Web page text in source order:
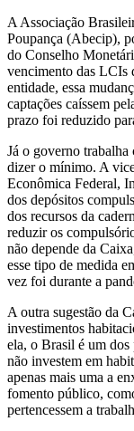
A Associação
Poupança (Abecip),
do Conselho
vencimento das LCIs
entidade, essa
captações caíssem
prazo foi reduzido
Já o governo trabalha
dizer o mínimo. A
Econômica Federal,
dos depósitos
dos recursos da
reduzir os
não depende da
esse tipo de medida
vez foi durante a
A outra sugestão da
investimentos
ela, o Brasil é um dos
não investem em
apenas mais uma a
fomento público,
pertencessem a